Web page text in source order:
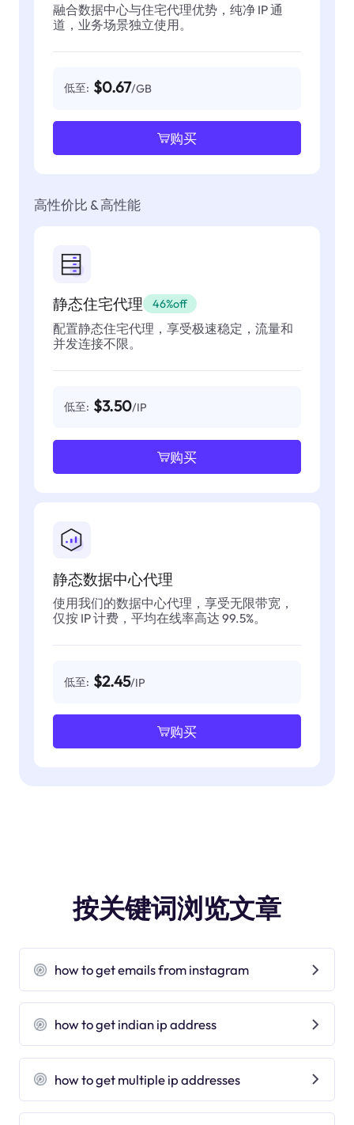
融合数据中心与住宅代理优势，纯净 IP 通
道，业务场景独立使用。
低至: $0.67/GB
购买
高性价比 & 高性能
静态住宅代理 46%off
配置静态住宅代理，享受极速稳定，流量和
并发连接不限。
低至: $3.50/IP
购买
静态数据中心代理
使用我们的数据中心代理，享受无限带宽，
仅按 IP 计费，平均在线率高达 99.5%。
低至: $2.45/IP
购买
按关键词浏览文章
how to get emails from instagram
how to get indian ip address
how to get multiple ip addresses